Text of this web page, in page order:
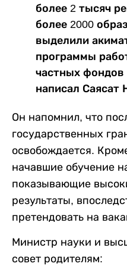
более 2 тысяч
более 2000
выделили
программы
частных фондов
написал Саясат
Он напомнил, что
государственных
освобождается.
начавшие обучение
показывающие
результаты,
претендовать на
Министр науки и
совет родителям: